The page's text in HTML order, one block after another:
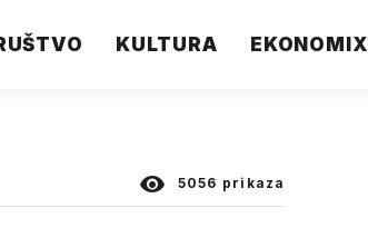
KULTURA EKONOMIX
5056 prikaza